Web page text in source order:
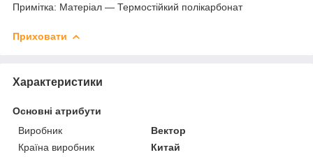
Примітка: Матеріал — Термостійкий полікарбонат
Приховати
Характеристики
Основні атрибути
Виробник
Вектор
Країна виробник
Китай